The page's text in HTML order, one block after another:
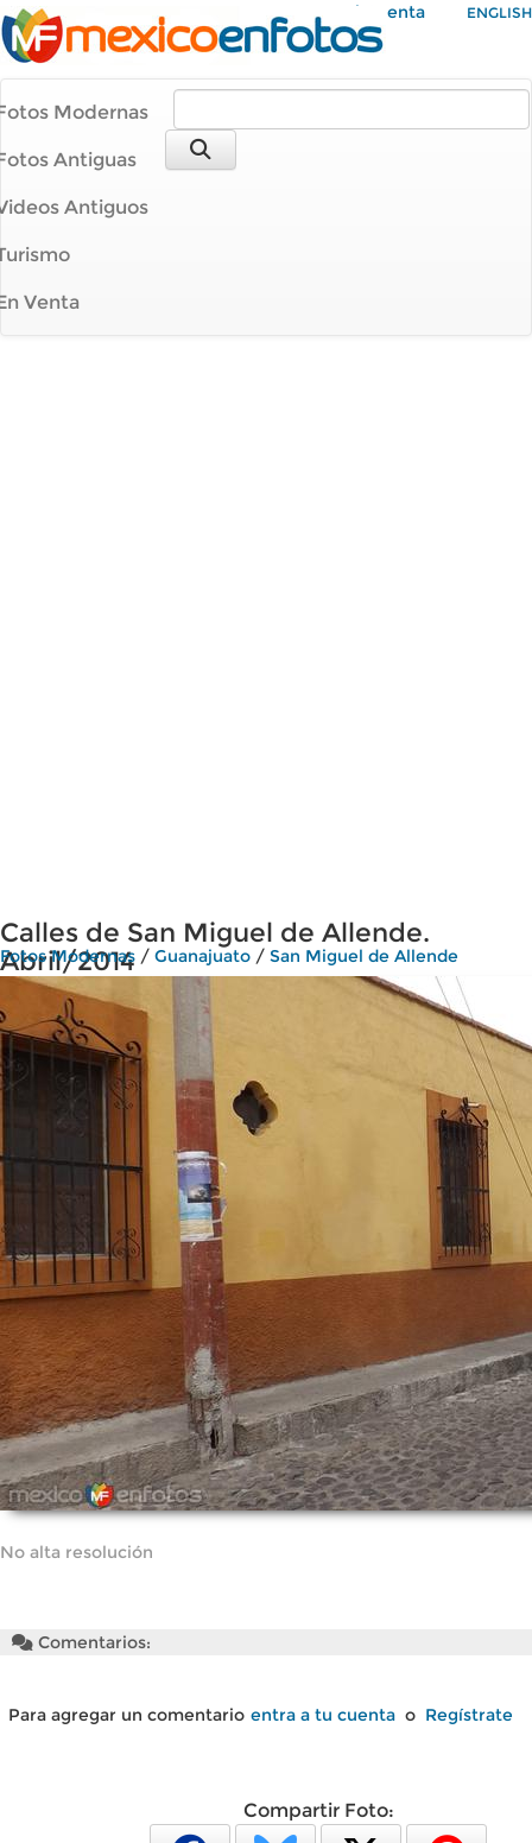
Mi Cuenta ENGLISH
Modernas
Antiguas
Antiguos
Venta
Calles de San Miguel de Allende.
Abril/2014
Fotos Modernas / Guanajuato / San Miguel de Allende
No alta resolución
Comentarios:
Para agregar un comentario entra a tu cuenta o Regístrate
Compartir Foto: